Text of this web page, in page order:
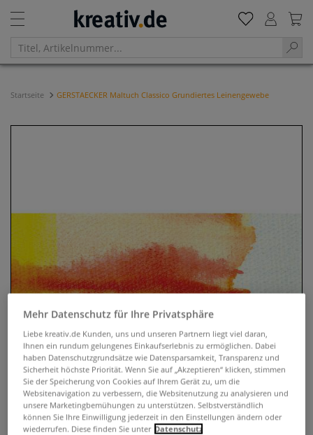
Startseite GERSTAECKER Maltuch Classico Grundiertes Leinengewebe
Mehr Datenschutz für Ihre Privatsphäre
Liebe kreativ.de Kunden, uns und unseren Partnern liegt viel daran,
Ihnen ein rundum gelungenes Einkaufserlebnis zu ermöglichen. Dabei
haben Datenschutzgrundsätze wie Datensparsamkeit, Transparenz und
Sicherheit höchste Priorität. Wenn Sie auf „Akzeptieren“ klicken, stimmen
Sie der Speicherung von Cookies auf Ihrem Gerät zu, um die
Websitenavigation zu verbessern, die Websitenutzung zu analysieren und
unsere Marketingbemühungen zu unterstützen. Selbstverständlich
können Sie Ihre Einwilligung jederzeit in den Einstellungen ändern oder
wiederrufen. Diese finden Sie unter Datenschutz